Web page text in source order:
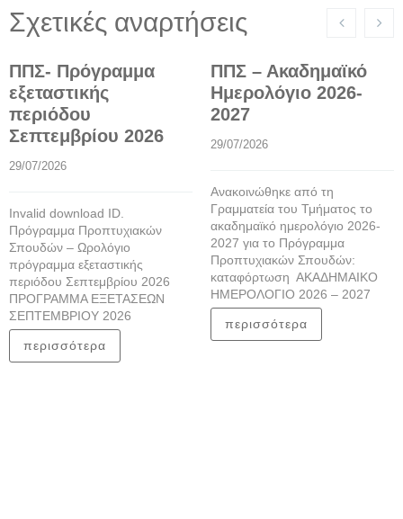
Σχετικές αναρτήσεις
ΠΠΣ- Πρόγραμμα
εξεταστικής
περιόδου
Σεπτεμβρίου 2026
29/07/2026
Invalid download ID.
Πρόγραμμα Προπτυχιακών
Σπουδών – Ωρολόγιο
πρόγραμμα εξεταστικής
περιόδου Σεπτεμβρίου 2026
ΠΡΟΓΡΑΜΜΑ ΕΞΕΤΑΣΕΩΝ
ΣΕΠΤΕΜΒΡΙΟΥ 2026
περισσότερα
ΠΠΣ – Ακαδημαϊκό
Ημερολόγιο 2026-
2027
29/07/2026
Ανακοινώθηκε από τη
Γραμματεία του Τμήματος το
ακαδημαϊκό ημερολόγιο 2026-
2027 για το Πρόγραμμα
Προπτυχιακών Σπουδών:
καταφόρτωση ΑΚΑΔΗΜΑΙΚΟ
ΗΜΕΡΟΛΟΓΙΟ 2026 – 2027
περισσότερα